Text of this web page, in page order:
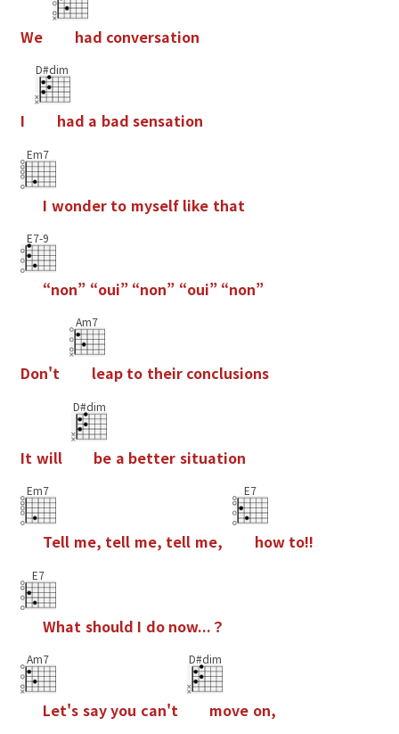
We had conversation
I
D#dim
had a bad sensation
Em7
I wonder to myself like that
E7-9
“non” “oui” “non” “oui” “non”
Don't
Am7
leap to their conclusions
It will
D#dim
be a better situation
Em7
Tell me, tell me, tell me,
E7
how to!!
E7
What should I do now... ？
Am7
Let's sayyou can't
D#dim
move on,